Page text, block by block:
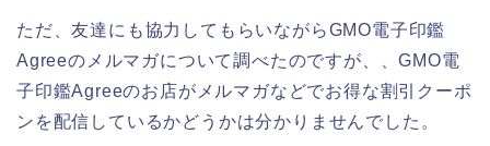
ただ、友達にも協力してもらいながらGMO電子印鑑
Agreeのメルマガについて調べたのですが、、GMO電
子印鑑Agreeのお店がメルマガなどでお得な割引クーポ
ンを配信しているかどうかは分かりませんでした。